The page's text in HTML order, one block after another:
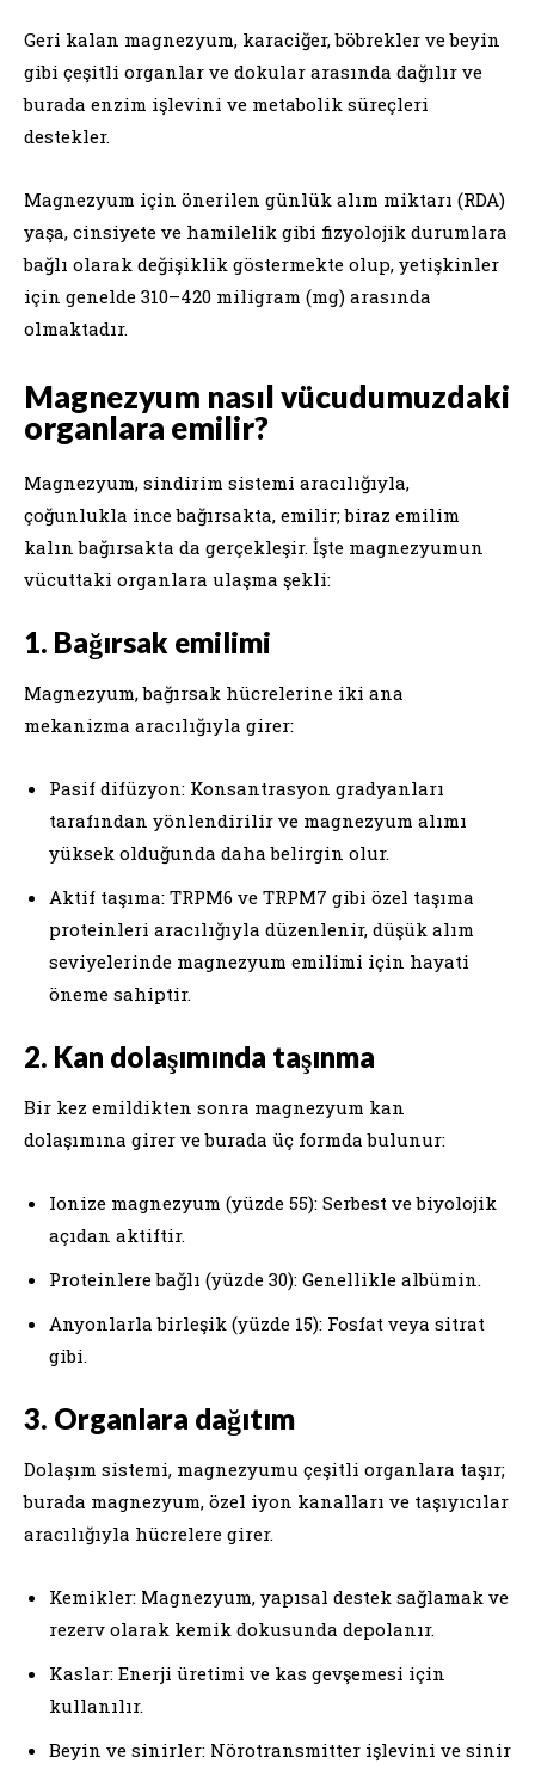
Geri kalan magnezyum, karaciğer, böbrekler ve beyin
gibi çeşitli organlar ve dokular arasında dağılır ve
burada enzim işlevini ve metabolik süreçleri
destekler.
Magnezyum için önerilen günlük alım miktarı (RDA)
yaşa, cinsiyete ve hamilelik gibi fizyolojik durumlara
bağlı olarak değişiklik göstermekte olup, yetişkinler
için genelde 310–420 miligram (mg) arasında
olmaktadır.
Magnezyum nasıl vücudumuzdaki
organlara emilir?
Magnezyum, sindirim sistemi aracılığıyla,
çoğunlukla ince bağırsakta, emilir; biraz emilim
kalın bağırsakta da gerçekleşir. İşte magnezyumun
vücuttaki organlara ulaşma şekli:
1. Bağırsak emilimi
Magnezyum, bağırsak hücrelerine iki ana
mekanizma aracılığıyla girer:
Pasif difüzyon: Konsantrasyon gradyanları
tarafından yönlendirilir ve magnezyum alımı
yüksek olduğunda daha belirgin olur.
Aktif taşıma: TRPM6 ve TRPM7 gibi özel taşıma
proteinleri aracılığıyla düzenlenir, düşük alım
seviyelerinde magnezyum emilimi için hayati
öneme sahiptir.
2. Kan dolaşımında taşınma
Bir kez emildikten sonra magnezyum kan
dolaşımına girer ve burada üç formda bulunur:
Ionize magnezyum (yüzde 55): Serbest ve biyolojik
açıdan aktiftir.
Proteinlere bağlı (yüzde 30): Genellikle albümin.
Anyonlarla birleşik (yüzde 15): Fosfat veya sitrat
gibi.
3. Organlara dağıtım
Dolaşım sistemi, magnezyumu çeşitli organlara taşır;
burada magnezyum, özel iyon kanalları ve taşıyıcılar
aracılığıyla hücrelere girer.
Kemikler: Magnezyum, yapısal destek sağlamak ve
rezerv olarak kemik dokusunda depolanır.
Kaslar: Enerji üretimi ve kas gevşemesi için
kullanılır.
Beyin ve sinirler: Nörotransmitter işlevini ve sinir